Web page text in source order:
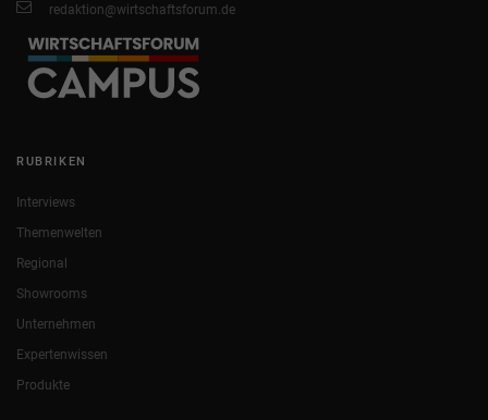
redaktion@wirtschaftsforum.de
RUBRIKEN
Interviews
Themenwelten
Regional
Showrooms
Unternehmen
Expertenwissen
Produkte